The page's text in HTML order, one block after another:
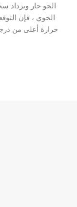
الجو حار ويزداد
الجوي ، فإن
حرارة أعلى من